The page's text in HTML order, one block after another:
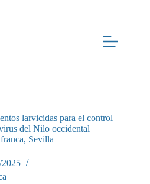
larvicidas para el control
del Nilo occidental
Sevilla